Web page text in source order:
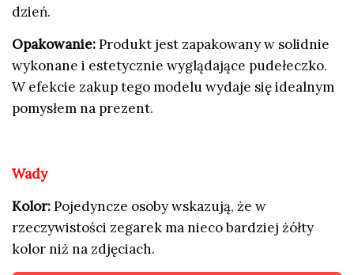
dzień.
Opakowanie:Produkt jest zapakowany w solidnie
wykonane i estetycznie wyglądające pudełeczko.
W efekcie zakup tego modelu wydaje się idealnym
pomysłem na prezent.
Wady
Kolor:Pojedyncze osoby wskazują, że w
rzeczywistości zegarek ma nieco bardziej żółty
kolor niż na zdjęciach.